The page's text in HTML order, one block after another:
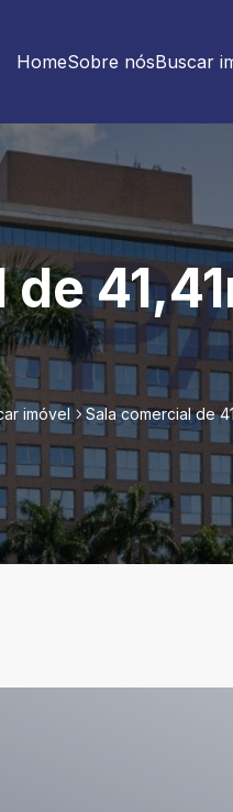
HomeSobre nósBuscar
imóvel Sala comercial de